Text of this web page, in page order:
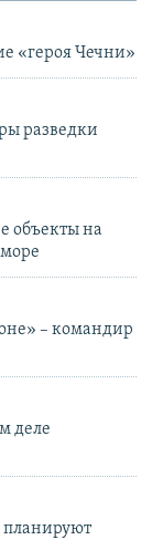
«героя Чечни»
разведки
объекты на
– командир
деле
планируют